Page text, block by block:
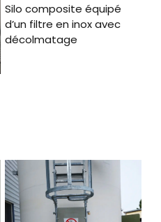
Silo composite équipé
d’un filtre en inox avec
décolmatage